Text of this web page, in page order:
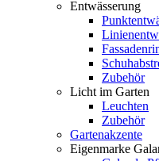
Entwässerung
Zubehör
Licht im Garten
Leuchten
Zubehör
Gartenakzente
Eigenmarke